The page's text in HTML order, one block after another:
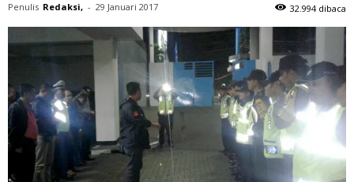
Penulis Redaksi, - 29 Januari 2017 32.994 dibaca